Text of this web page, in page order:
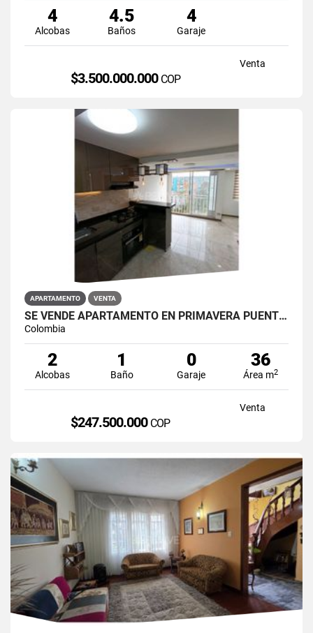
4
Alcobas
4.5
Baños
4
Garaje
Venta
$3.500.000.000 COP
APARTAMENTO VENTA
SE VENDE APARTAMENTO EN PRIMAVERA PUENTE ARANDA
Colombia
2
Alcobas
1
Baño
0
Garaje
36
Área m2
Venta
$247.500.000 COP